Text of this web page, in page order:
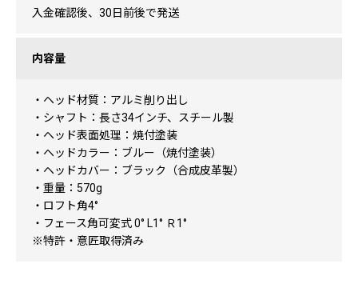
入金確認後、30日前後で発送
内容量
・ヘッド材質：アルミ削り出し
・シャフト：長さ34インチ、スチール製
・ヘッド表面処理：焼付塗装
・ヘッドカラー：ブルー（焼付塗装）
・ヘッドカバー：ブラック（合成皮革製）
・重量：570g
・ロフト角4°
・フェース角可変式 0° L1° Ｒ1°
※特許・意匠取得済み